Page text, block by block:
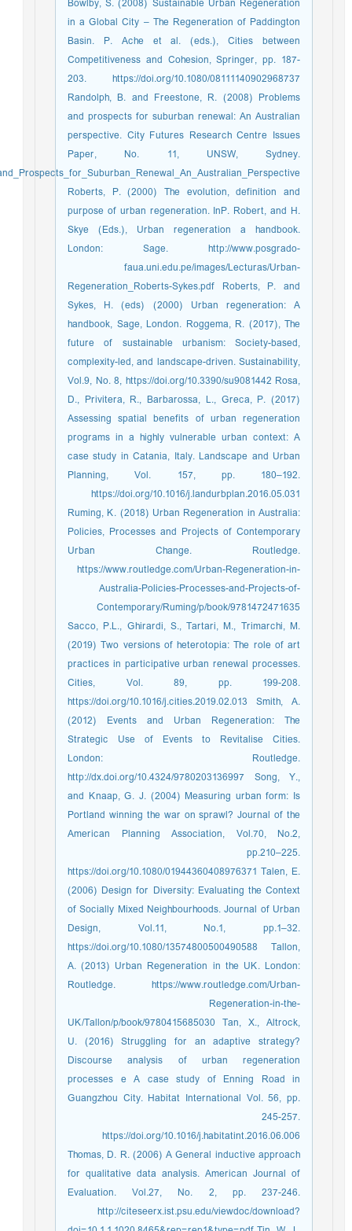
Bowlby, S. (2008) Sustainable Urban Regeneration
in a Global City – The Regeneration of Paddington
Basin. P. Ache et al. (eds.), Cities between
Competitiveness and Cohesion, Springer, pp. 187-
203. https://doi.org/10.1080/08111140902968737
Randolph, B. and Freestone, R. (2008) Problems
and prospects for suburban renewal: An Australian
perspective. City Futures Research Centre Issues
Paper, No. 11, UNSW, Sydney.
Roberts, P. (2000) The evolution, definition and
purpose of urban regeneration. InP. Robert, and H.
Skye (Eds.), Urban regeneration a handbook.
London: Sage. http://www.posgrado-
faua.uni.edu.pe/images/Lecturas/Urban-
Regeneration_Roberts-Sykes.pdf Roberts, P. and
Sykes, H. (eds) (2000) Urban regeneration: A
handbook, Sage, London. Roggema, R. (2017), The
future of sustainable urbanism: Society-based,
complexity-led, and landscape-driven. Sustainability,
Vol.9, No. 8, https://doi.org/10.3390/su9081442 Rosa,
D., Privitera, R., Barbarossa, L., Greca, P. (2017)
Assessing spatial benefits of urban regeneration
programs in a highly vulnerable urban context: A
case study in Catania, Italy. Landscape and Urban
Planning, Vol. 157, pp. 180–192.
https://doi.org/10.1016/j.landurbplan.2016.05.031
Ruming, K. (2018) Urban Regeneration in Australia:
Policies, Processes and Projects of Contemporary
Urban Change. Routledge.
https://www.routledge.com/Urban-Regeneration-in-
Australia-Policies-Processes-and-Projects-of-
Contemporary/Ruming/p/book/9781472471635
Sacco, P.L., Ghirardi, S., Tartari, M., Trimarchi, M.
(2019) Two versions of heterotopia: The role of art
practices in participative urban renewal processes.
Cities, Vol. 89, pp. 199-208.
https://doi.org/10.1016/j.cities.2019.02.013 Smith, A.
(2012) Events and Urban Regeneration: The
Strategic Use of Events to Revitalise Cities.
London: Routledge.
http://dx.doi.org/10.4324/9780203136997 Song, Y.,
and Knaap, G. J. (2004) Measuring urban form: Is
Portland winning the war on sprawl? Journal of the
American Planning Association, Vol.70, No.2,
pp.210–225.
https://doi.org/10.1080/01944360408976371 Talen, E.
(2006) Design for Diversity: Evaluating the Context
of Socially Mixed Neighbourhoods. Journal of Urban
Design, Vol.11, No.1, pp.1–32.
https://doi.org/10.1080/13574800500490588 Tallon,
A. (2013) Urban Regeneration in the UK. London:
Routledge. https://www.routledge.com/Urban-
Regeneration-in-the-
UK/Tallon/p/book/9780415685030 Tan, X., Altrock,
U. (2016) Struggling for an adaptive strategy?
Discourse analysis of urban regeneration
processes e A case study of Enning Road in
Guangzhou City. Habitat International Vol. 56, pp.
245-257.
https://doi.org/10.1016/j.habitatint.2016.06.006
Thomas, D. R. (2006) A General inductive approach
for qualitative data analysis. American Journal of
Evaluation. Vol.27, No. 2, pp. 237-246.
http://citeseerx.ist.psu.edu/viewdoc/download?